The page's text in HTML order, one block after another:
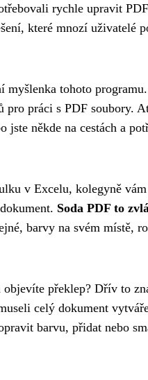
rychle upravit
které mnozí uživatelé
myšlenka tohoto
pro práci s PDF soubory.
jste někde na cestách a
v Excelu, kolegyně
Soda PDF to
barvy na svém místě,
překlep? Dřív to
celý dokument
barvu, přidat nebo